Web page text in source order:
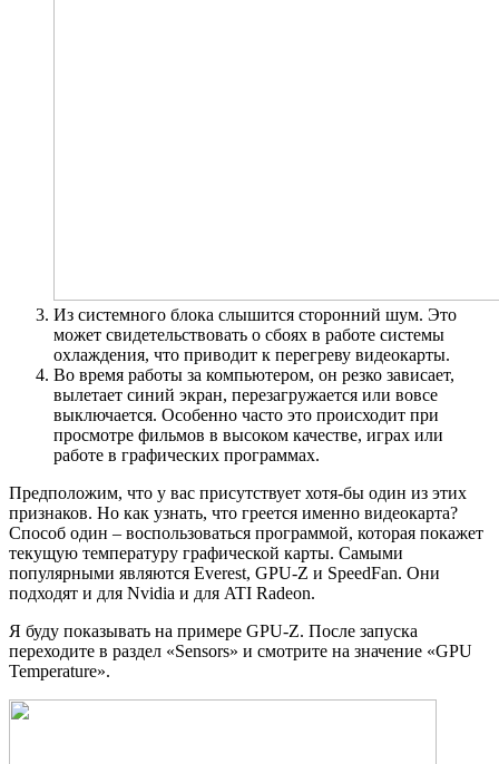
Из системного блока слышится сторонний шум. Это
может свидетельствовать о сбоях в работе системы
охлаждения, что приводит к перегреву видеокарты.
Во время работы за компьютером, он резко зависает,
вылетает синий экран, перезагружается или вовсе
выключается. Особенно часто это происходит при
просмотре фильмов в высоком качестве, играх или
работе в графических программах.
Предположим, что у вас присутствует хотя-бы один из этих
признаков. Но как узнать, что греется именно видеокарта?
Способ один – воспользоваться программой, которая покажет
текущую температуру графической карты. Самыми
популярными являются Everest, GPU-Z и SpeedFan. Они
подходят и для Nvidia и для ATI Radeon.
Я буду показывать на примере GPU-Z. После запуска
переходите в раздел «Sensors» и смотрите на значение «GPU
Temperature».